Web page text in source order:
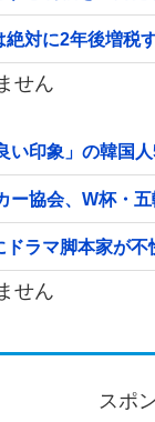
絶対に2年後増税
せん
い印象」の韓国
ー協会、W杯
ドラマ脚本家が
せん
スポ